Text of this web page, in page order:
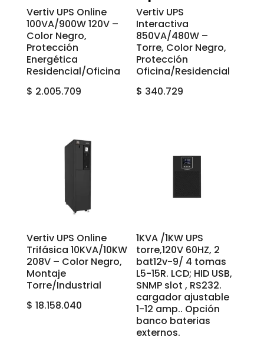
Vertiv UPS Online
100VA/900W 120V –
Color Negro,
Protección
Energética
Residencial/Oficina
$ 2.005.709
Vertiv UPS
Interactiva
850VA/480W –
Torre, Color Negro,
Protección
Oficina/Residencial
$ 340.729
Vertiv UPS Online
Trifásica 10KVA/10KW
208V – Color Negro,
Montaje
Torre/Industrial
$ 18.158.040
1KVA /1KW UPS
torre,120V 60HZ, 2
bat12v-9/ 4 tomas
L5-15R. LCD; HID USB,
SNMP slot , RS232.
cargador ajustable
1-12 amp.. Opción
banco baterias
externos.